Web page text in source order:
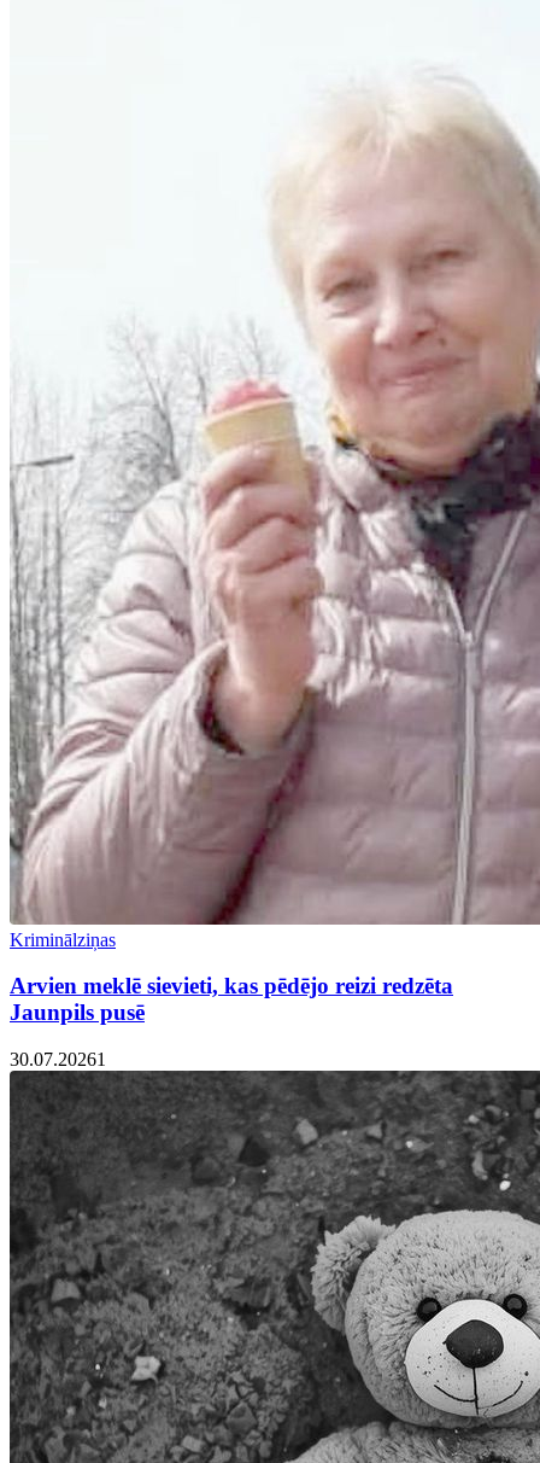
Kriminālziņas
Arvien meklē sievieti, kas pēdējo reizi redzēta
Jaunpils pusē
30.07.20261